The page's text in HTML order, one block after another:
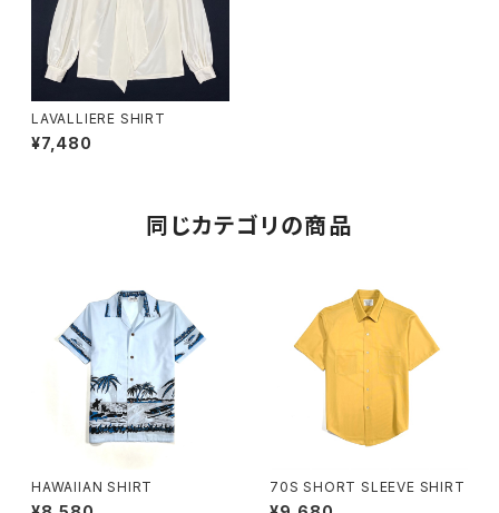
LAVALLIERE SHIRT
¥7,480
同じカテゴリの商品
HAWAIIAN SHIRT 70S SHORT SLEEVE SHIRT